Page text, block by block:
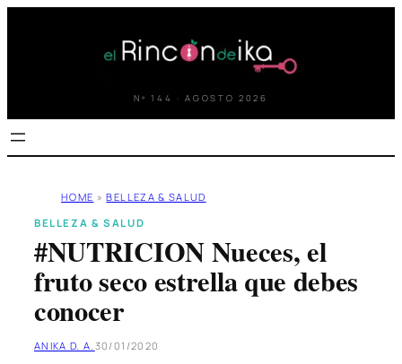
Nº 144 · AGOSTO 2026
HOME » BELLEZA & SALUD
BELLEZA & SALUD
#NUTRICION Nueces, el
fruto seco estrella que debes
conocer
ANIKA D. A. 30/01/2020